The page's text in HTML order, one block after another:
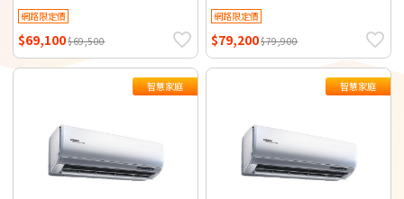
基本安裝+舊機回收 不需跨區費
網路限定價
$69,100$69,500
基本安裝+舊機回收 不需跨區費
網路限定價
$79,200$79,900
智慧家庭 智慧家庭